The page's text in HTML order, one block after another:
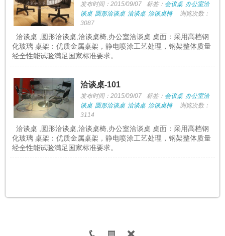
发布时间：2015/09/07 标签： 会议桌 办公室洽
谈桌 圆形洽谈桌 洽谈桌 洽谈桌椅
浏览次数：
3087
洽谈桌 ,圆形洽谈桌,洽谈桌椅,办公室洽谈桌 桌面：采用高档钢
化玻璃 桌架：优质金属桌架，静电喷涂工艺处理，钢架整体质量
经全性能试验满足国家标准要求。
洽谈桌-101
发布时间：2015/09/07 标签： 会议桌 办公室洽
谈桌 圆形洽谈桌 洽谈桌 洽谈桌椅
浏览次数：
3114
洽谈桌 ,圆形洽谈桌,洽谈桌椅,办公室洽谈桌 桌面：采用高档钢
化玻璃 桌架：优质金属桌架，静电喷涂工艺处理，钢架整体质量
经全性能试验满足国家标准要求。